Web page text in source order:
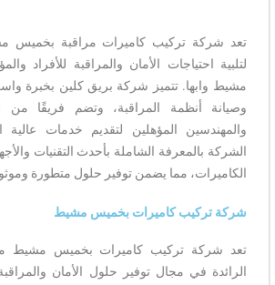
تعد شركة تركيب كاميرات مراقبة بخميس
لتلبية احتياجات الأمان والمراقبة
مشيط وابها. تتميز شركة بريق كلين بخبرة
وصيانة أنظمة المراقبة، وتضم فريقًا من
والمهندسين المؤهلين لتقديم خدمات عالية
الشركة بالمعرفة الشاملة بأحدث التقنيات
الكاميرات، مما يضمن توفير حلول متطورة
شركة تركيب كاميرات بخميس مشيط
تعد شركة تركيب كاميرات بخميس مشيط
الرائدة في مجال توفير حلول الأمان